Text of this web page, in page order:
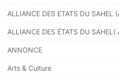
ALLIANCE DES ETATS DU SAHEL
ALLIANCE DES ÉTATS DU SAHEL(
ANNONCE
Arts & Culture